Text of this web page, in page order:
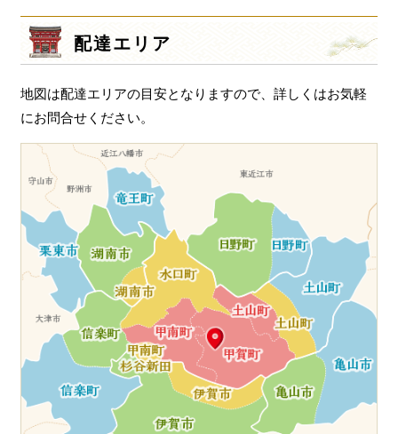
配達エリア
地図は配達エリアの目安となりますので、詳しくはお気軽
にお問合せください。